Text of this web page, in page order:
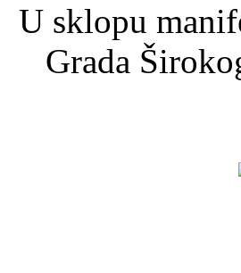
U sklopu
Grada